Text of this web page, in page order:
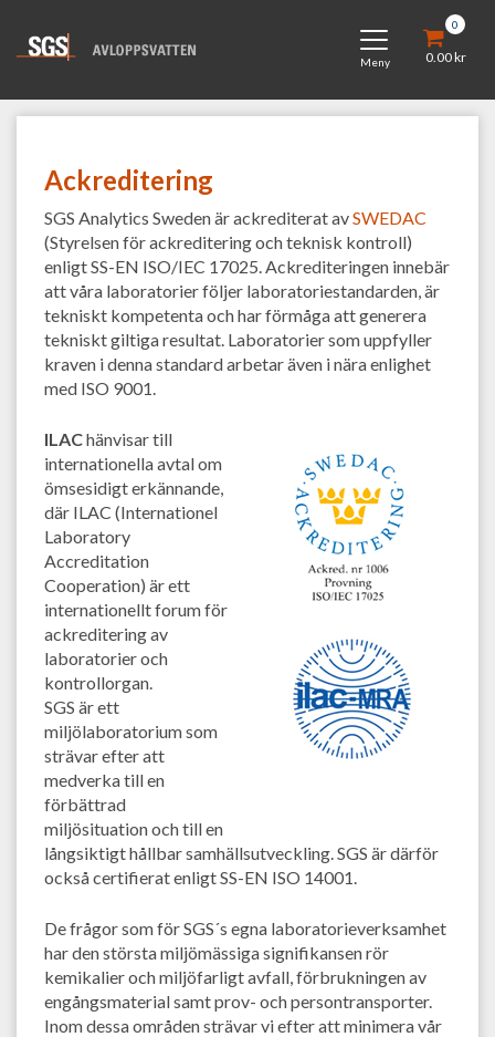
Skip
content
Toggle
navigation
Meny
0
0.00kr
Ackreditering
SGS Analytics Sweden är ackrediterat avSWEDAC
(Styrelsen för ackreditering och teknisk kontroll)
enligt SS-EN ISO/IEC 17025. Ackrediteringen innebär
att våra laboratorier följer laboratoriestandarden, är
tekniskt kompetenta och har förmåga att generera
tekniskt giltiga resultat. Laboratorier som uppfyller
kraven i denna standard arbetar även i nära enlighet
med ISO 9001.
ILAChänvisar till
internationella avtal om
ömsesidigt erkännande,
där ILAC (Internationel
Laboratory
Accreditation
Cooperation) är ett
internationellt forum för
ackreditering av
laboratorier och
kontrollorgan.
SGS är ett
miljölaboratorium som
strävar efter att
medverka till en
förbättrad
miljösituation och till en
långsiktigt hållbar samhällsutveckling. SGS är därför
också certifierat enligt SS-EN ISO 14001.
De frågor som för SGS´s egna laboratorieverksamhet
har den största miljömässiga signifikansen rör
kemikalier och miljöfarligt avfall, förbrukningen av
engångsmaterial samt prov- och persontransporter.
Inom dessa områden strävar vi efter att minimera vår